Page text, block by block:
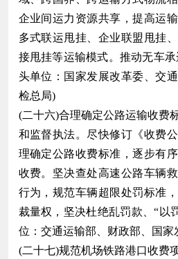
企业间运力资源共享，提高运
多式联运甩挂、企业联盟甩挂
接甩挂等运输模式。推动无车
头单位：国家发展改革委、交
检总局)
(二十六)合理确定公路运输收费
和监督执法。尽快修订《收费
理确定公路收费标准，逐步有
收费。坚决查处高速公路车辆
行为，规范车辆超限处罚标准
裁量权，坚决杜绝乱罚款、“以
位：交通运输部、财政部、国家
(二十七)规范机场铁路港口收费